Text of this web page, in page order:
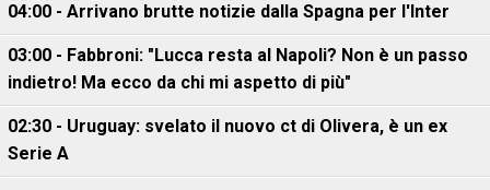
04:00 - Arrivano brutte notizie dalla Spagna per l'Inter
03:00 - Fabbroni: "Lucca resta al Napoli? Non è un passo
indietro! Ma ecco da chi mi aspetto di più"
02:30 - Uruguay: svelato il nuovo ct di Olivera, è un ex
Serie A